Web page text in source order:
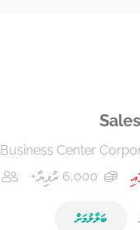
Business Center
6,000 ރުފިޔާ+
ބަލާލުމަށް